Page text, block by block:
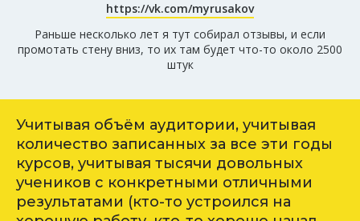
https://vk.com/myrusakov
Раньше несколько лет я тут собирал отзывы, и если
промотать стену вниз, то их там будет что-то около 2500
штук
Учитывая объём аудитории, учитывая
количество записанных за все эти годы
курсов, учитывая тысячи довольных
учеников с конкретными отличными
результатами (кто-то устроился на